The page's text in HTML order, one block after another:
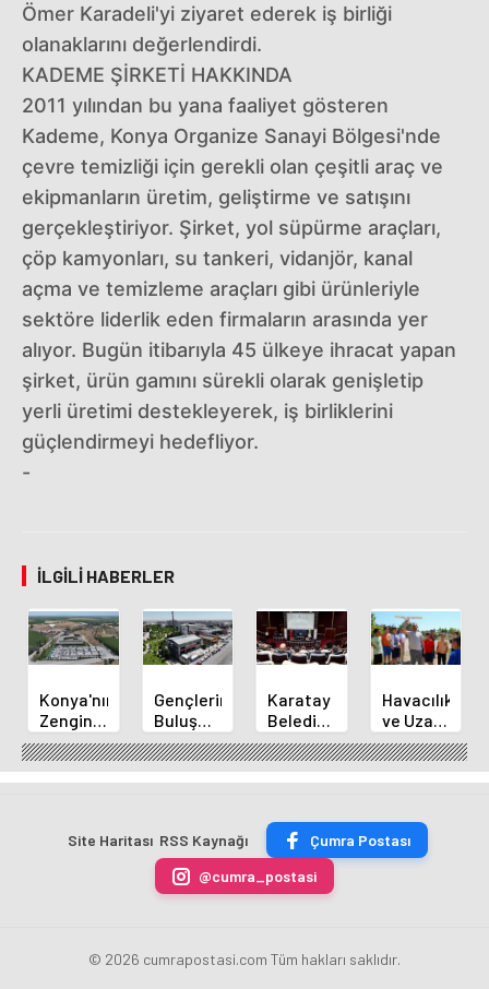
Ömer Karadeli'yi ziyaret ederek iş birliği
olanaklarını değerlendirdi.
KADEME ŞİRKETİ HAKKINDA
2011 yılından bu yana faaliyet gösteren
Kademe, Konya Organize Sanayi Bölgesi'nde
çevre temizliği için gerekli olan çeşitli araç ve
ekipmanların üretim, geliştirme ve satışını
gerçekleştiriyor. Şirket, yol süpürme araçları,
çöp kamyonları, su tankeri, vidanjör, kanal
açma ve temizleme araçları gibi ürünleriyle
sektöre liderlik eden firmaların arasında yer
alıyor. Bugün itibarıyla 45 ülkeye ihracat yapan
şirket, ürün gamını sürekli olarak genişletip
yerli üretimi destekleyerek, iş birliklerini
güçlendirmeyi hedefliyor.
-
İLGILI HABERLER
Konya'nın
Zengin
Mutfağı
GastroFest'te
Tanıtılacak
Gençlerin
Buluşma
Noktası
Talha
Bayrakçı
Yükseliyor
Karatay
Belediye
Başkanı
Kılca
Yeni
Açıkladı
Havacılık
ve Uzay
Yaz
Kursu
Başladı
Site Haritası RSS Kaynağı
Çumra Postası
@cumra_postasi
© 2026 cumrapostasi.com Tüm hakları saklıdır.